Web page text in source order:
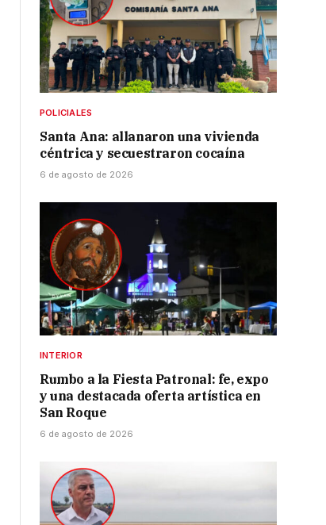
POLICIALES
Santa Ana: allanaron una vivienda
céntrica y secuestraron cocaína
6 de agosto de 2026
INTERIOR
Rumbo a la Fiesta Patronal: fe, expo
y una destacada oferta artística en
San Roque
6 de agosto de 2026